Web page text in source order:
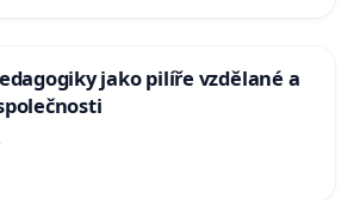
jako pilíře vzdělané a